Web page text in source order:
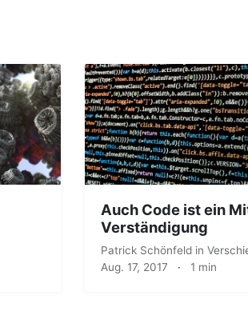
Auch Code ist ein
Verständigung
Patrick Schönfeld in
Aug. 17, 2017 · 1 min